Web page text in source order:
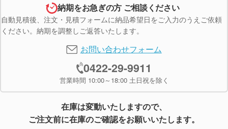
納期をお急ぎの方 ご相談ください
自動見積後、注文・見積フォームに納品希望日をご入力のうえご依頼
ください。納期を調整しご返答いたします。
お問い合わせフォーム
0422-29-9911
営業時間 10:00～18:00 土日祝を除く
在庫は変動いたしますので、
ご注文前に在庫のご確認をお願いいたします。